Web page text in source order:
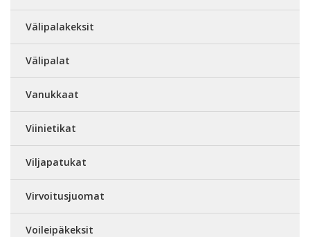
Välipalakeksit
Välipalat
Vanukkaat
Viinietikat
Viljapatukat
Virvoitusjuomat
Voileipäkeksit